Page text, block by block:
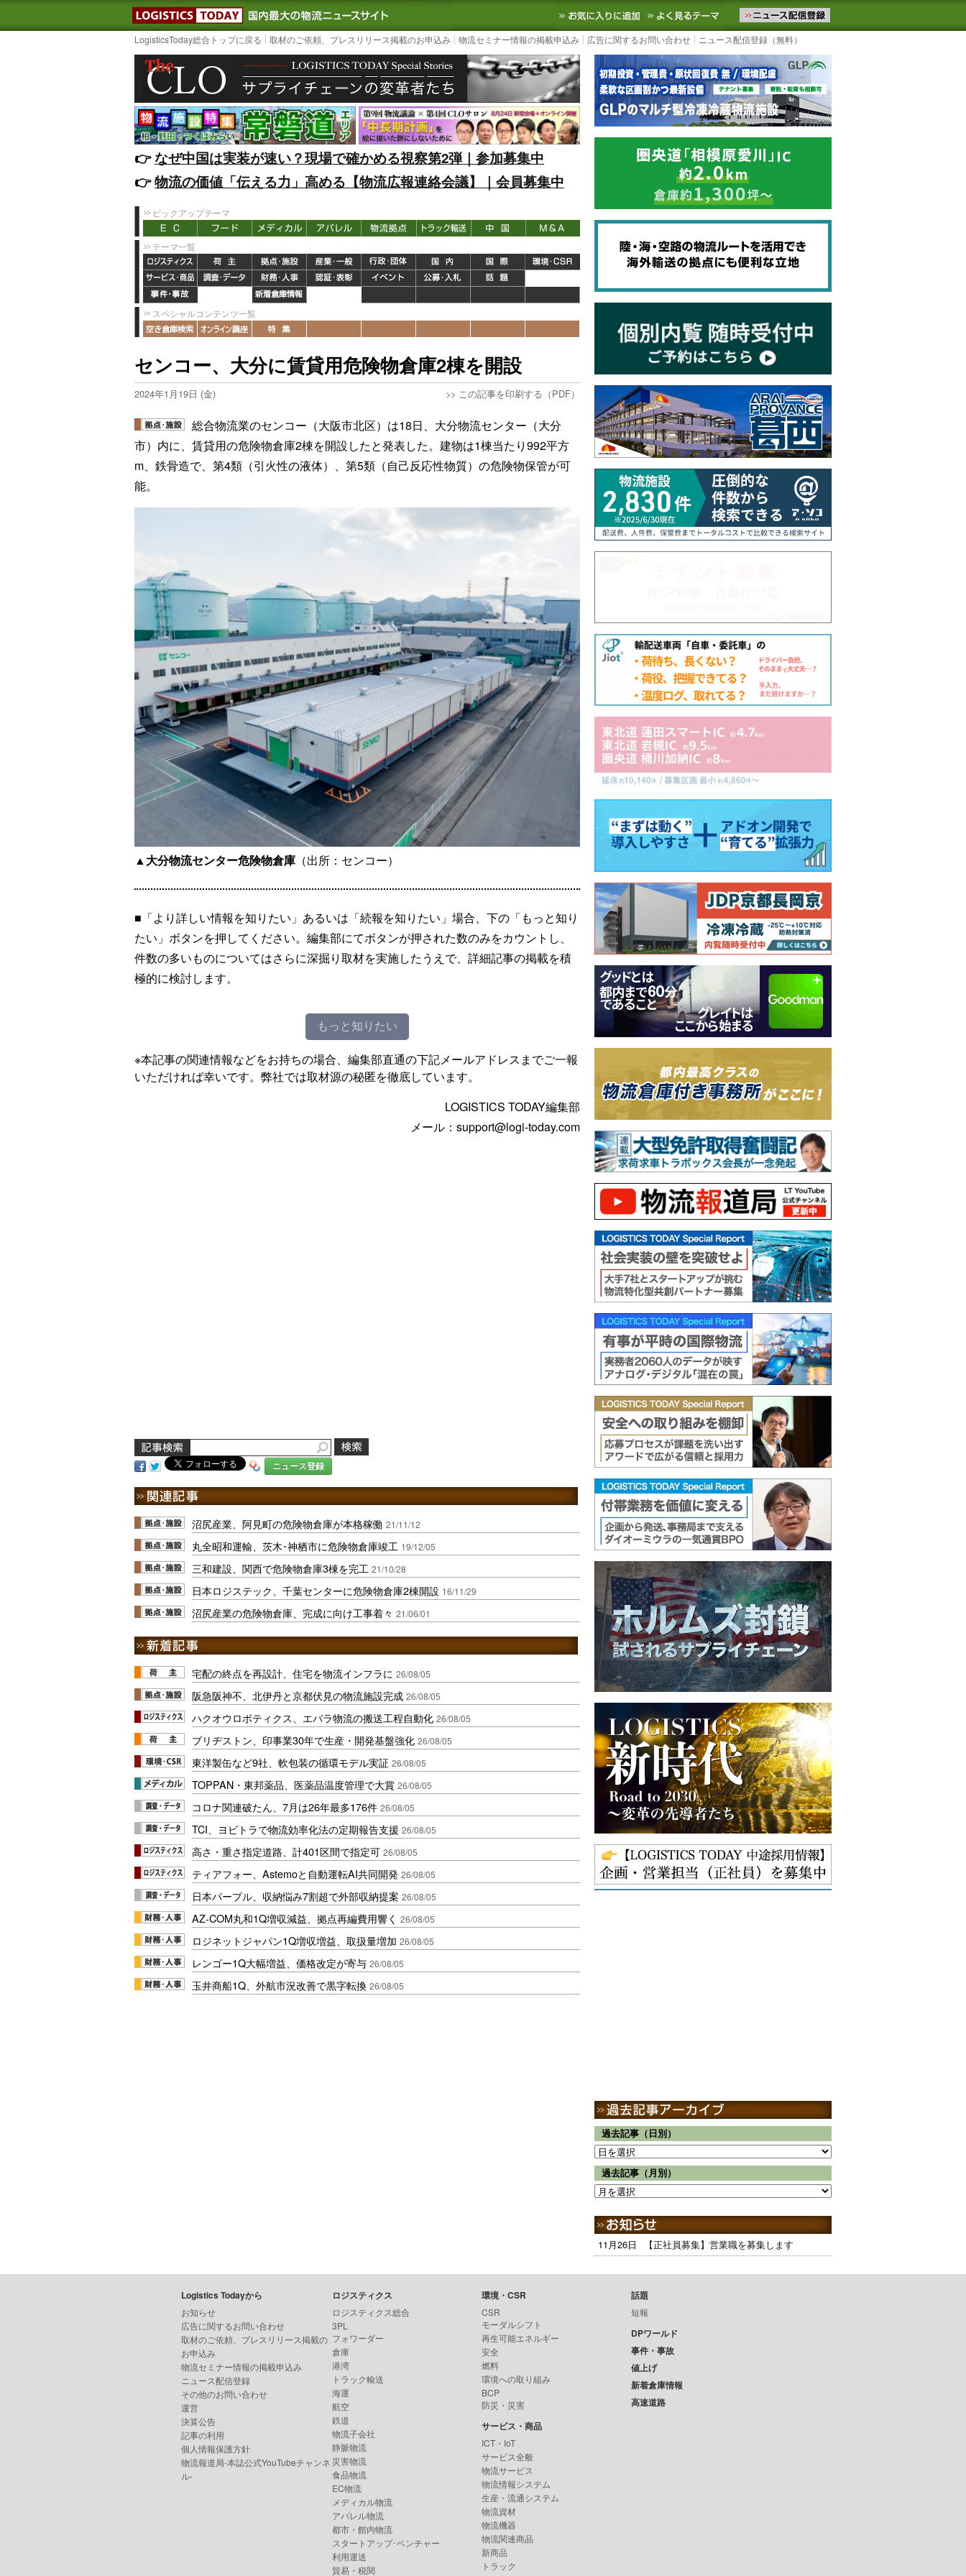
LOGISTICS TODAY｜国内最大の物流ニュースサイト3PL, SCMなど国内外の最新の物流ニュースをお届けします。物流ニュースメール配信を登録す
お気に入りに追加 よく見るテーマ
LogisticsToday総合トップに戻る 取材のご依頼、プレスリリース掲載のお申込み 物流セミナー情報の掲載申込み 広告に関するお問い合わせ ニュース配信登録（無料）
👉️なぜ中国は実装が速い？現場で確かめる視察第2弾｜参加募集中
👉️物流の価値「伝える力」高める【物流広報連絡会議】｜会員募集中
ピックアップテーマ
テーマ一覧
スペシャルコンテンツ一覧
センコー、大分に賃貸用危険物倉庫2棟を開設
2024年1月19日 (金) >> この記事を印刷する（PDF）
総合物流業のセンコー（大阪市北区）は18日、大分物流センター（大分
市）内に、賃貸用の危険物倉庫2棟を開設したと発表した。建物は1棟当たり992平方
m、鉄骨造で、第4類（引火性の液体）、第5類（自己反応性物質）の危険物保管が可
能。
▲大分物流センター危険物倉庫 （出所：センコー）
■「より詳しい情報を知りたい」あるいは「続報を知りたい」場合、下の「もっと知り
たい」ボタンを押してください。編集部にてボタンが押された数のみをカウントし、
件数の多いものについてはさらに深掘り取材を実施したうえで、詳細記事の掲載を積
極的に検討します。
もっと知りたい
※本記事の関連情報などをお持ちの場合、編集部直通の下記メールアドレスまでご一報
いただければ幸いです。弊社では取材源の秘匿を徹底しています。
LOGISTICS TODAY編集部
メール：support@logi-today.com
ニュース登録
沼尻産業、阿見町の危険物倉庫が本格稼働 21/11/12
丸全昭和運輸、茨木･神栖市に危険物倉庫竣工 19/12/05
三和建設、関西で危険物倉庫3棟を完工 21/10/28
日本ロジステック、千葉センターに危険物倉庫2棟開設 16/11/29
沼尻産業の危険物倉庫、完成に向け工事着々 21/06/01
宅配の終点を再設計、住宅を物流インフラに 26/08/05
阪急阪神不、北伊丹と京都伏見の物流施設完成 26/08/05
ハクオウロボティクス、エバラ物流の搬送工程自動化 26/08/05
ブリヂストン、印事業30年で生産・開発基盤強化 26/08/05
東洋製缶など9社、軟包装の循環モデル実証 26/08/05
TOPPAN・東邦薬品、医薬品温度管理で大賞 26/08/05
コロナ関連破たん、7月は26年最多176件 26/08/05
TCI、ヨビトラで物流効率化法の定期報告支援 26/08/05
高さ・重さ指定道路、計401区間で指定可 26/08/05
ティアフォー、Astemoと自動運転AI共同開発 26/08/05
日本パープル、収納悩み7割超で外部収納提案 26/08/05
AZ-COM丸和1Q増収減益、拠点再編費用響く 26/08/05
ロジネットジャパン1Q増収増益、取扱量増加 26/08/05
レンゴー1Q大幅増益、価格改定が寄与 26/08/05
玉井商船1Q、外航市況改善で黒字転換 26/08/05
過去記事（日別）
過去記事（月別）
11月26日 【正社員募集】営業職を募集します
Logistics Todayから
お知らせ
広告に関するお問い合わせ
取材のご依頼、プレスリリース掲載の
お申込み
物流セミナー情報の掲載申込み
ニュース配信登録
その他のお問い合わせ
運営
決算公告
記事の利用
個人情報保護方針
物流報道局-本誌公式YouTubeチャンネ
ル-
ロジスティクス
ロジスティクス総合
3PL
フォワーダー
倉庫
港湾
トラック輸送
海運
航空
鉄道
物流子会社
静脈物流
災害物流
食品物流
EC物流
メディカル物流
アパレル物流
都市・館内物流
スタートアップ･ベンチャー
利用運送
貿易・税関
環境・CSR
CSR
モーダルシフト
再生可能エネルギー
安全
燃料
環境への取り組み
BCP
防災・災害
サービス・商品
ICT・IoT
サービス全般
物流サービス
物流情報システム
生産・流通システム
物流資材
物流機器
物流関連商品
新商品
トラック
話題
短報
DPワールド
事件・事故
値上げ
新着倉庫情報
高速道路